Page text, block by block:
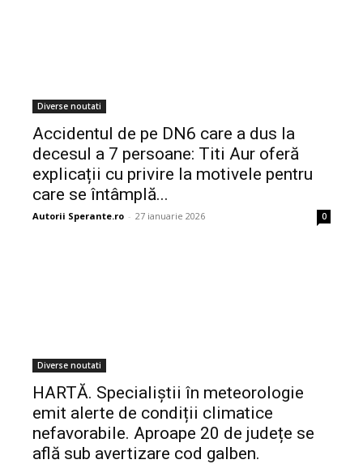
Diverse noutati
Accidentul de pe DN6 care a dus la
decesul a 7 persoane: Titi Aur oferă
explicații cu privire la motivele pentru
care se întâmplă...
Autorii Sperante.ro - 27 ianuarie 2026 0
Diverse noutati
HARTĂ. Specialiștii în meteorologie
emit alerte de condiții climatice
nefavorabile. Aproape 20 de județe se
află sub avertizare cod galben.